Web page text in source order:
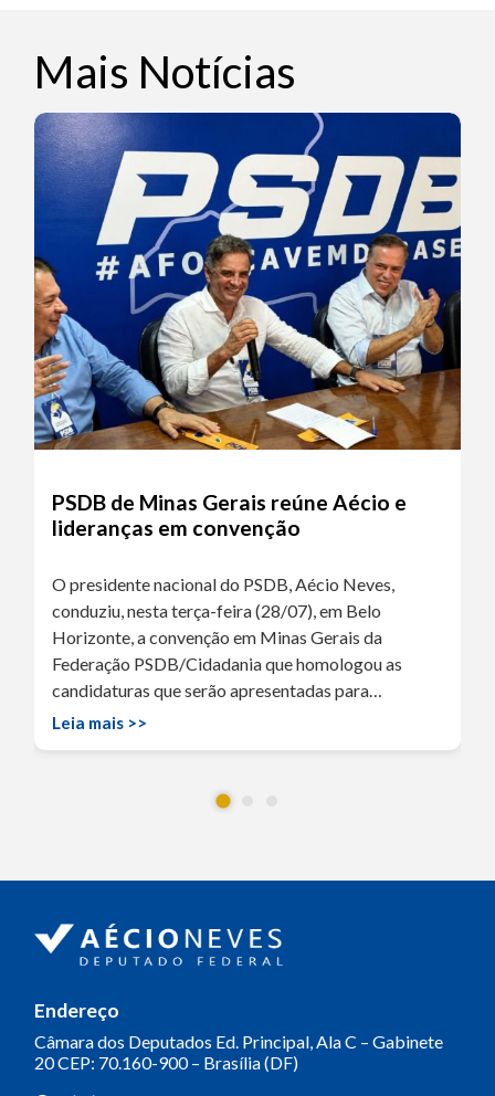
Mais Notícias
PSDB de Minas Gerais reúne Aécio e
lideranças em convenção
O presidente nacional do PSDB, Aécio Neves,
conduziu, nesta terça-feira (28/07), em Belo
Horizonte, a convenção em Minas Gerais da
Federação PSDB/Cidadania que homologou as
candidaturas que serão apresentadas para…
Leia mais >>
Endereço
Câmara dos Deputados Ed. Principal, Ala C – Gabinete
20CEP: 70.160-900 – Brasília (DF)